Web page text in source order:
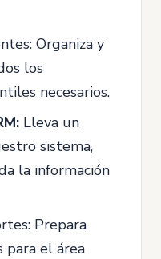
Organiza y
los
necesarios.
Lleva un
sistema,
la información
Prepara
para el área